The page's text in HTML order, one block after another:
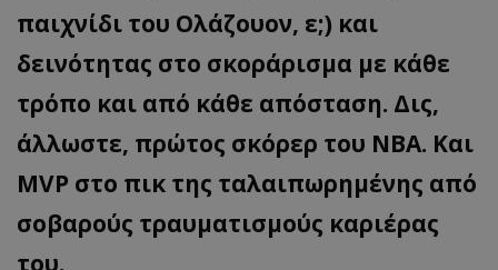
παιχνίδι του Ολάζουον, ε;) και
δεινότητας στο σκοράρισμα με κάθε
τρόπο και από κάθε απόσταση. Δις,
άλλωστε, πρώτος σκόρερ του ΝΒΑ. Και
MVP στο πικ της ταλαιπωρημένης από
σοβαρούς τραυματισμούς καριέρας
του.